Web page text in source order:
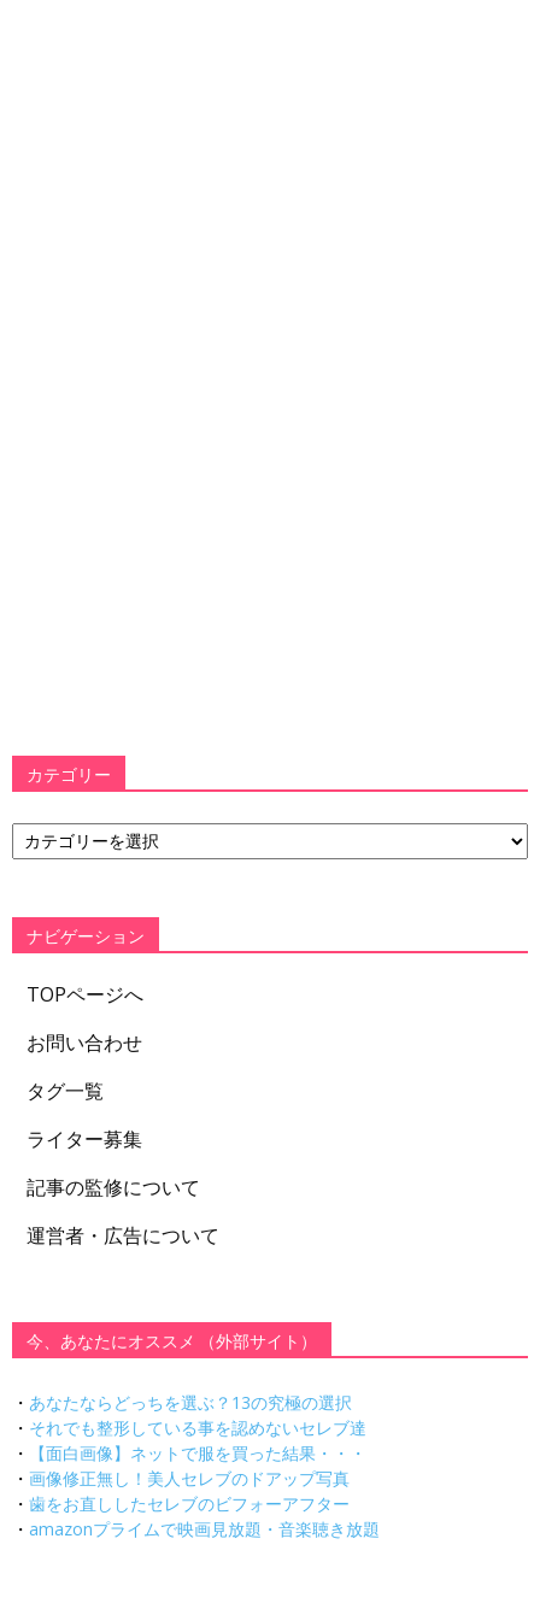
カテゴリー
カ
テ
ー
ナビゲーション
TOPページへ
お問い合わせ
タグ一覧
ライター募集
記事の監修について
運営者・広告について
今、あなたにオススメ （外部サイト）
・ あなたならどっちを選ぶ？13の究極の選択
・ それでも整形している事を認めないセレブ達
・
【面白画像】ネットで服を買った結果・・・
・ 画像修正無し！美人セレブのドアップ写真
・ 歯をお直ししたセレブのビフォーアフター
・ amazonプライムで映画見放題・音楽聴き放題